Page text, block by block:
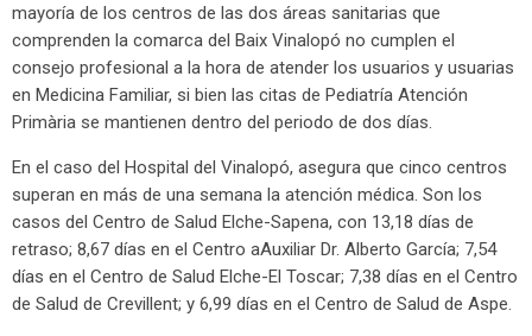
mayoría de los centros de las dos áreas sanitarias que
comprenden la comarca del Baix Vinalopó no cumplen el
consejo profesional a la hora de atender los usuarios y usuarias
en Medicina Familiar, si bien las citas de Pediatría Atención
Primària se mantienen dentro del periodo de dos días.
En el caso del Hospital del Vinalopó, asegura que cinco centros
superan en más de una semana la atención médica. Son los
casos del Centro de Salud Elche-Sapena, con 13,18 días de
retraso; 8,67 días en el Centro aAuxiliar Dr. Alberto García; 7,54
días en el Centro de Salud Elche-El Toscar; 7,38 días en el Centro
de Salud de Crevillent; y 6,99 días en el Centro de Salud de Aspe.